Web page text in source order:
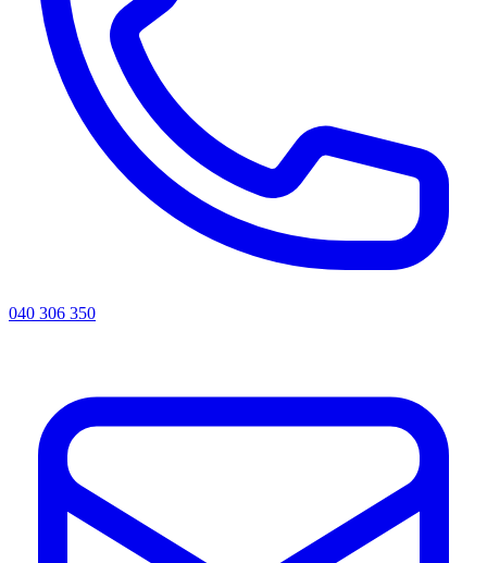
040 306 350